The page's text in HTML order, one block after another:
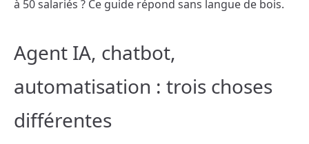
à 50 salariés ? Ce guide répond sans langue de bois.
Agent IA, chatbot,
automatisation : trois choses
différentes